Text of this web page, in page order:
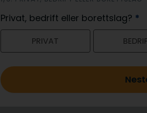
e
r
Privat, bedrift eller borettslag? *
PRIVAT